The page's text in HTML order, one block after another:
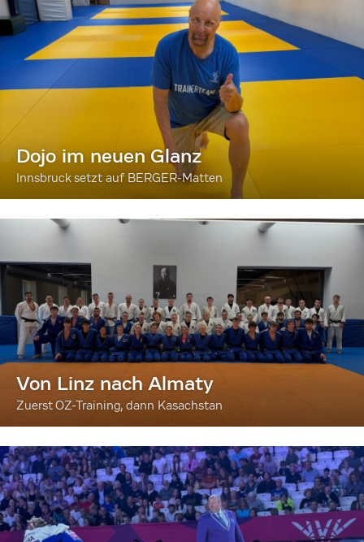
Dojo im neuen Glanz
Innsbruck setzt auf BERGER-Matten
Von Linz nach Almaty
Zuerst OZ-Training, dann Kasachstan